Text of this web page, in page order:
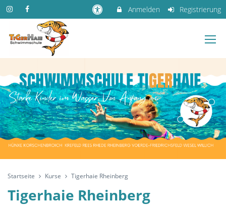
Anmelden Registrierung
Startseite Kurse Tigerhaie Rheinberg
Tigerhaie Rheinberg